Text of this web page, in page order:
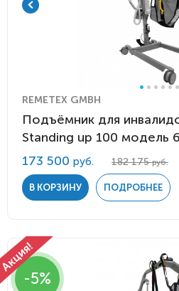
REMETEX GMBH
Подъёмник для
Standing up 100 модель
173 500 руб. 182 175руб.
В КОРЗИНУ ПОДРОБНЕЕ
-5%